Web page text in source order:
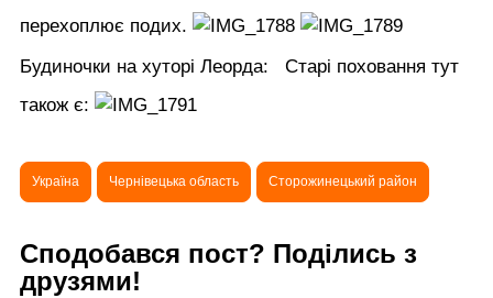
перехоплює подих.
Будиночки на хуторі Леорда:
Старі поховання тут
також є:
Україна Чернівецька область Сторожинецький район
Сподобався пост? Поділись з
друзями!